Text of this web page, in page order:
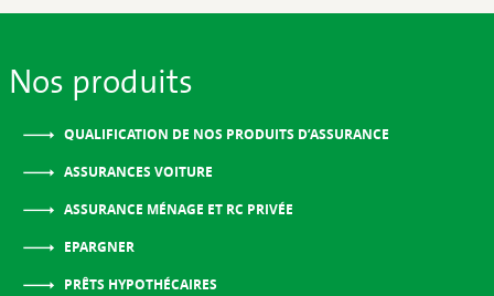
Nos produits
QUALIFICATION DE NOS PRODUITS D’ASSURANCE
ASSURANCES VOITURE
ASSURANCE MÉNAGE ET RC PRIVÉE
EPARGNER
PRÊTS HYPOTHÉCAIRES